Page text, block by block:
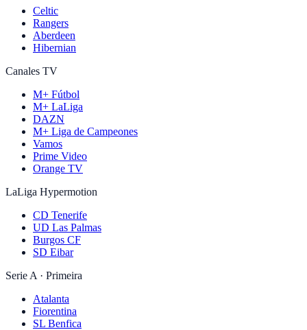
Celtic
Rangers
Aberdeen
Hibernian
Canales TV
M+ Fútbol
M+ LaLiga
DAZN
M+ Liga de Campeones
Vamos
Prime Video
Orange TV
LaLiga Hypermotion
CD Tenerife
UD Las Palmas
Burgos CF
SD Eibar
Serie A · Primeira
Atalanta
Fiorentina
SL Benfica